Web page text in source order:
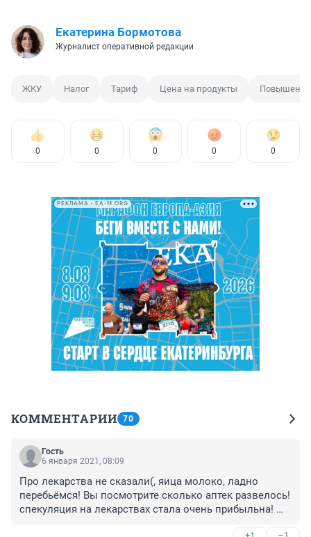
Екатерина Бормотова
Журналист оперативной редакции
ЖКУ Налог Тариф Цена на продукты
0 0 0 0 0
РЕКЛАМА • EA-M.ORG
КОММЕНТАРИИ 70
Гость
6 января 2021, 08:09
Про лекарства не сказали(, яица молоко, ладно
перебьёмся! Вы посмотрите сколько аптек развелось!
спекуляция на лекарствах стала очень прибыльна!